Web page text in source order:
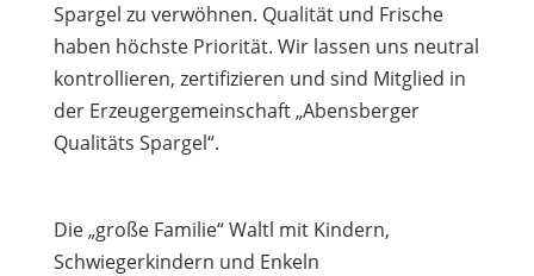
Spargel zu verwöhnen. Qualität und Frische
haben höchste Priorität. Wir lassen uns neutral
kontrollieren, zertifizieren und sind Mitglied in
der Erzeugergemeinschaft „Abensberger
Qualitäts Spargel“.
Die „große Familie“ Waltl mit Kindern,
Schwiegerkindern und Enkeln